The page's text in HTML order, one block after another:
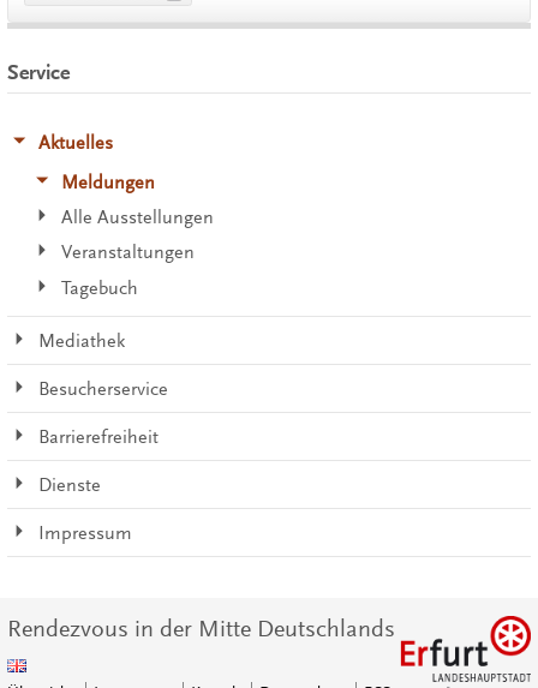
Service
Aktuelles
Meldungen
Alle Ausstellungen
Veranstaltungen
Tagebuch
Mediathek
Besucherservice
Barrierefreiheit
Dienste
Impressum
Rendezvous in der Mitte Deutschlands